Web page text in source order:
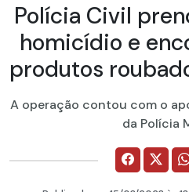
Polícia Civil
homicídio e
produtos
A operação contou com o
da Polícia